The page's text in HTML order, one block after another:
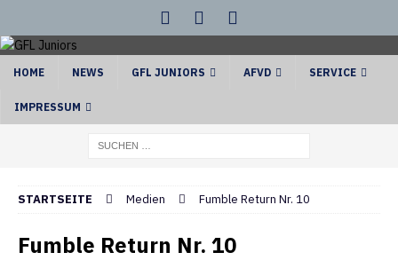
HOME NEWS GFL JUNIORS AFVD SERVICE
IMPRESSUM
STARTSEITE Medien Fumble Return Nr. 10
Fumble Return Nr. 10